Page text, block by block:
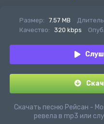
Размер: 7.57 MB
Качество:
320 kbps
Скачать песню Рейсан -
ревела в mp3 или